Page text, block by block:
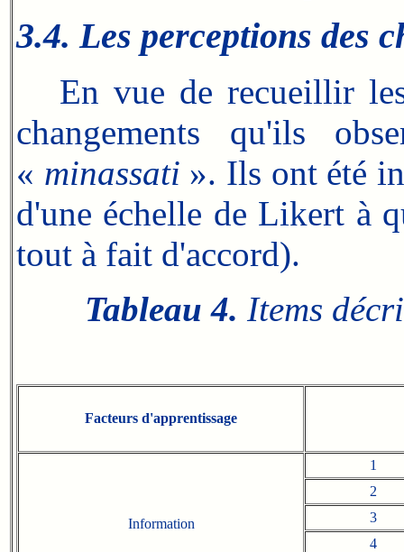
3.4. Les perceptions des
En vue de recueillir les
changements qu'ils
« minassati ». Ils ont été
d'une échelle de Likert à
tout à fait d'accord).
Tableau 4. Items
Facteurs d'apprentissage
Information
1
2
3
4